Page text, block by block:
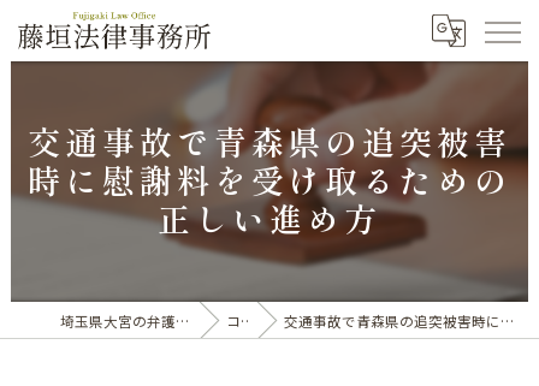
交通事故で青森県の追突被害
時に慰謝料を受け取るための
正しい進め方
埼玉県大宮の弁護士なら藤垣法律事務所 コラム 交通事故で青森県の追突被害時に慰謝料を受け取るための正しい進め方